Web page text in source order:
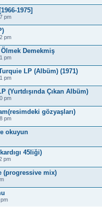
1975]
pm
pm
Demekmiş
pm
LP (Albüm) (1971)
pm
(Yurtdışında Çıkan Albüm)
pm
gözyaşları)
pm
okuyun
45liği)
pm
(progressive mix)